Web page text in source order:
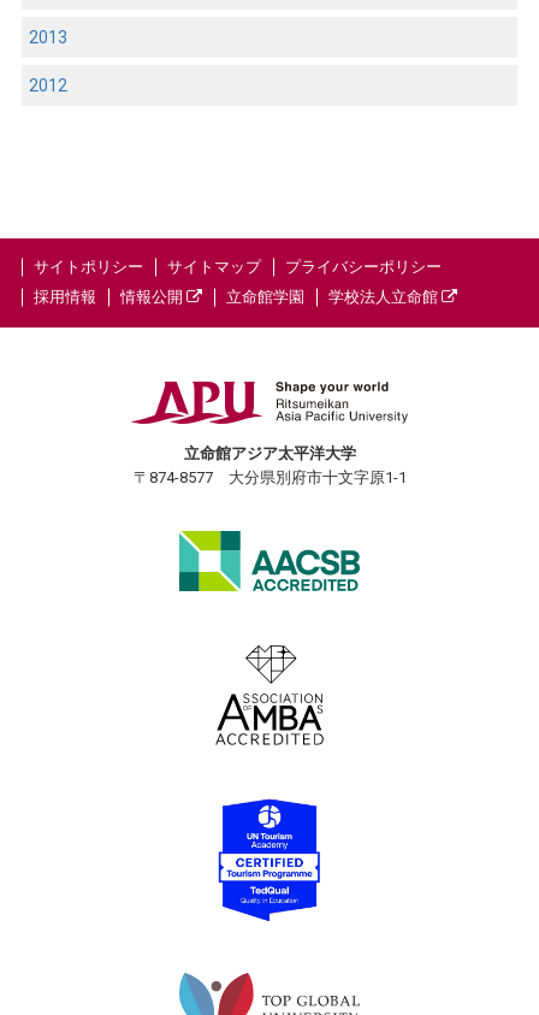
2013
2012
サイトポリシー サイトマップ
プライバシーポリシー
採用情報
情報公開 立命館学園 学校法人立命館
立命館アジア太平洋大学
〒874-8577 大分県別府市十文字原1-1